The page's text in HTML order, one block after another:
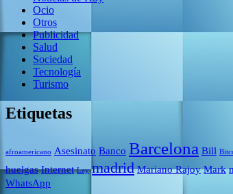
Ocio
Otros
Publicidad
Salud
Sociedad
Tecnología
Turismo
Etiquetas
afroamericano Asesinato Banco Barcelona Bill
huelgas Internet Ley madrid Mariano Rajoy Mark
WhatsApp